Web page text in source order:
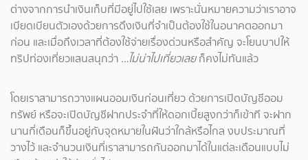
ต่างจากการนำเงินเก็บที่มีอยู่ไปใช้เลย เพราะนั่นหมายความว่าเราอาจ
เบียดเบียนตัวเองด้วยการดึงเงินที่จำเป็นต้องใช้ในอนาคตออกมา
ก่อน และเมื่อถึงเวลาที่ต้องใช้จ่ายเรื่องด่วนหรือสำคัญ จะโยนบาปให้
ทริปท่องเที่ยวแสนสนุกว่า …ไม่น่าไปเที่ยวเลยก็คงไม่ทันแล้ว
โดยเราสามารถวางแผนออมเงินก่อนเที่ยว ด้วยการเปิดบัญชีออม
ทรัพย์ หรือจะเปิดบัญชีฝากประจำที่ให้ดอกเบี้ยสูงกว่าก็เข้าที จะฝาก
นานกี่เดือนก็ขึ้นอยู่กับจุดหมายในฝันว่าใกล้หรือไกล งบประมาณที่
วางไว้ และจำนวนเงินที่เราสามารถกันออกมาได้ในแต่ละเดือนแบบไม่